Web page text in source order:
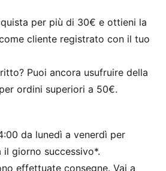
per più di 30€ e ottieni la
cliente registrato con il tuo
Puoi ancora usufruire della
per ordini superiori a 50€.
da lunedì a venerdì per
il giorno successivo*.
effettuate consegne. Vai a